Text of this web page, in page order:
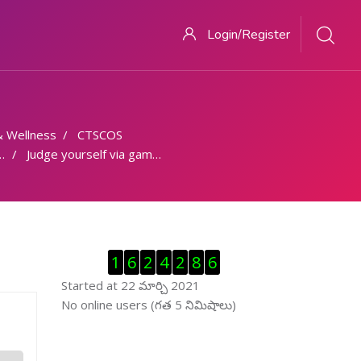
Login/Register
Wellness
CTSCOS
Judge yourself via game - Multiple Choice
Visitor Counter ను తప్పించు
1 6 2 4 2 8 6
Started at 22 మార్చి 2021
ఆన్ లైను వాడుకరులు ను తప్పించు
No online users (గత 5 నిమిషాలు)